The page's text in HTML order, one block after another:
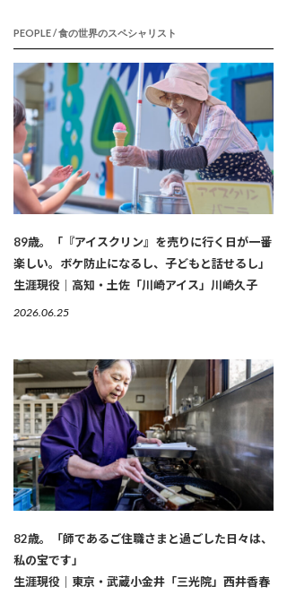
PEOPLE / 食の世界のスペシャリスト
89歳。「『アイスクリン』を売りに行く日が一番
楽しい。ボケ防止になるし、子どもと話せるし」
生涯現役｜高知・土佐「川崎アイス」川崎久子
2026.06.25
82歳。「師であるご住職さまと過ごした日々は、
私の宝です」
生涯現役｜東京・武蔵小金井「三光院」西井香春